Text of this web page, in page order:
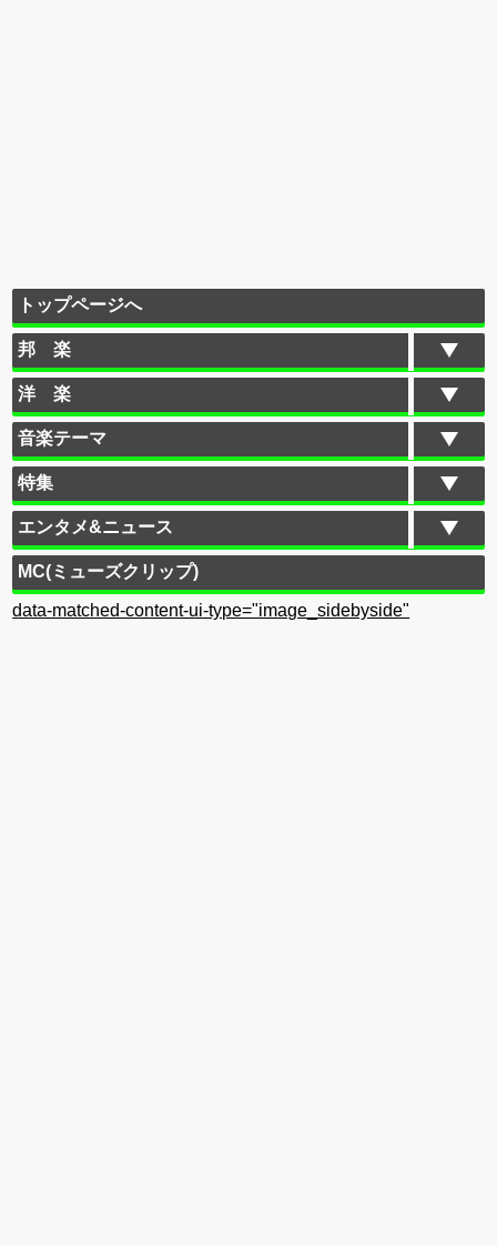
トップページへ
邦 楽
洋 楽
音楽テーマ
特集
エンタメ&ニュース
MC(ミューズクリップ)
data-matched-content-ui-type="image_sidebyside"